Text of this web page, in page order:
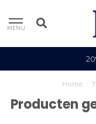
MENU
Home
Producten